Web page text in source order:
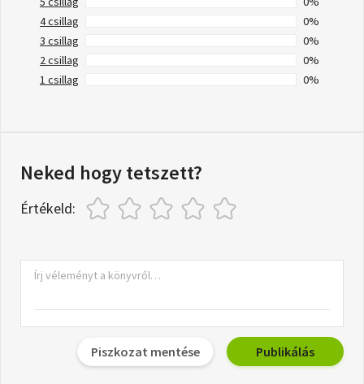
4 csillag
0%
3 csillag
0%
2 csillag
0%
1 csillag
0%
Neked hogy tetszett?
Értékeld:
Piszkozat mentése Publikálás